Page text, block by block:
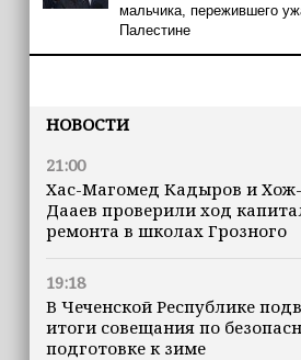
мальчика, пережившего
Палестине
НОВОСТИ
21:00
Хас-Магомед Кадыров и
Дааев проверили ход
ремонта в школах Грозного
19:18
В Чеченской Республике
итоги совещания по
подготовке к зиме